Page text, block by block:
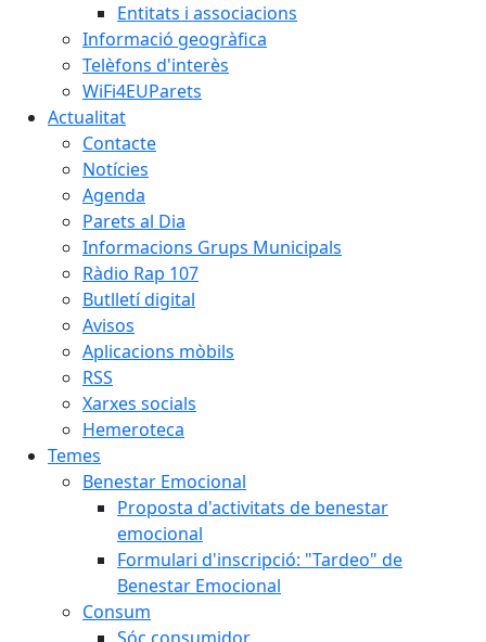
Entitats i associacions
Informació geogràfica
Telèfons d'interès
WiFi4EUParets
Actualitat
Contacte
Notícies
Agenda
Parets al Dia
Informacions Grups Municipals
Ràdio Rap 107
Butlletí digital
Avisos
Aplicacions mòbils
RSS
Xarxes socials
Hemeroteca
Temes
Benestar Emocional
Proposta d'activitats de benestar
emocional
Formulari d'inscripció: "Tardeo" de
Benestar Emocional
Consum